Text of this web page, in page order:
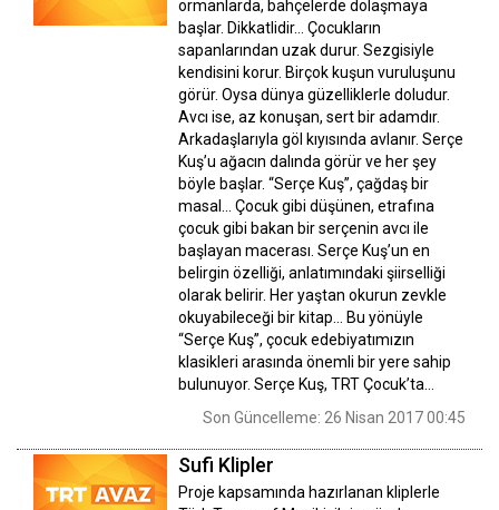
ormanlarda, bahçelerde dolaşmaya
başlar. Dikkatlidir… Çocukların
sapanlarından uzak durur. Sezgisiyle
kendisini korur. Birçok kuşun vuruluşunu
görür. Oysa dünya güzelliklerle doludur.
Avcı ise, az konuşan, sert bir adamdır.
Arkadaşlarıyla göl kıyısında avlanır. Serçe
Kuş’u ağacın dalında görür ve her şey
böyle başlar. “Serçe Kuş”, çağdaş bir
masal… Çocuk gibi düşünen, etrafına
çocuk gibi bakan bir serçenin avcı ile
başlayan macerası. Serçe Kuş’un en
belirgin özelliği, anlatımındaki şiirselliği
olarak belirir. Her yaştan okurun zevkle
okuyabileceği bir kitap... Bu yönüyle
“Serçe Kuş”, çocuk edebiyatımızın
klasikleri arasında önemli bir yere sahip
bulunuyor. Serçe Kuş, TRT Çocuk’ta…
Son Güncelleme: 26 Nisan 2017 00:45
Sufi Klipler
Proje kapsamında hazırlanan kliplerle